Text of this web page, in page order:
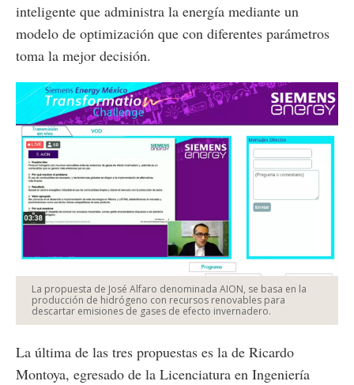
inteligente que administra la energía mediante un
modelo de optimización que con diferentes parámetros
toma la mejor decisión.
La propuesta de José Alfaro denominada AION, se basa en la
producción de hidrógeno con recursos renovables para
descartar emisiones de gases de efecto invernadero.
La última de las tres propuestas es la de Ricardo
Montoya, egresado de la Licenciatura en Ingeniería